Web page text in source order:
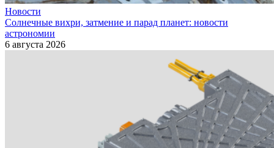
Новости
Солнечные вихри, затмение и парад планет: новости
астрономии
6 августа 2026